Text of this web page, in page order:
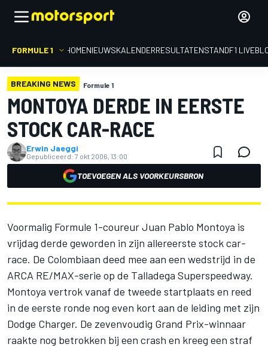
FORMULE 1 HOMENIEUWSKALENDERRESULTATENSTANDF1
BREAKING NEWS Formule 1
MONTOYA DERDE IN EERSTE
STOCK CAR-RACE
Erwin Jaeggi
Gepubliceerd: 7 okt 2006, 13:00
TOEVOEGEN ALS VOORKEURSBRON
Voormalig Formule 1-coureur Juan Pablo Montoya is
vrijdag derde geworden in zijn allereerste stock car-
race. De Colombiaan deed mee aan een wedstrijd in de
ARCA RE/MAX-serie op de Talladega Superspeedway.
Montoya vertrok vanaf de tweede startplaats en reed
in de eerste ronde nog even kort aan de leiding met zijn
Dodge Charger. De zevenvoudig Grand Prix-winnaar
raakte nog betrokken bij een crash en kreeg een straf